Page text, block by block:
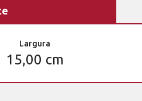
Largura
15,00 cm